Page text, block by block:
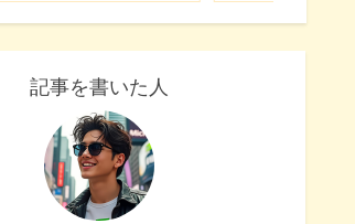
記事を書いた人